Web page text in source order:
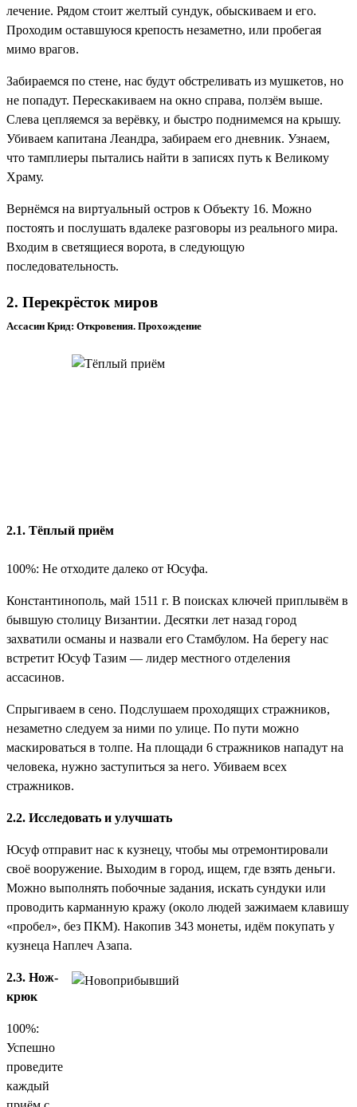
лечение. Рядом стоит желтый сундук, обыскиваем и его.
Проходим оставшуюся крепость незаметно, или пробегая
мимо врагов.
Забираемся по стене, нас будут обстреливать из мушкетов, но
не попадут. Перескакиваем на окно справа, ползём выше.
Слева цепляемся за верёвку, и быстро поднимемся на крышу.
Убиваем капитана Леандра, забираем его дневник. Узнаем,
что тамплиеры пытались найти в записях путь к Великому
Храму.
Вернёмся на виртуальный остров к Объекту 16. Можно
постоять и послушать вдалеке разговоры из реального мира.
Входим в светящиеся ворота, в следующую
последовательность.
2. Перекрёсток миров
Ассасин Крид: Откровения. Прохождение
2.1. Тёплый приём
100%: Не отходите далеко от Юсуфа.
Константинополь, май 1511 г. В поисках ключей приплывём в
бывшую столицу Византии. Десятки лет назад город
захватили османы и назвали его Стамбулом. На берегу нас
встретит Юсуф Тазим — лидер местного отделения
ассасинов.
Спрыгиваем в сено. Подслушаем проходящих стражников,
незаметно следуем за ними по улице. По пути можно
маскироваться в толпе. На площади 6 стражников нападут на
человека, нужно заступиться за него. Убиваем всех
стражников.
2.2. Исследовать и улучшать
Юсуф отправит нас к кузнецу, чтобы мы отремонтировали
своё вооружение. Выходим в город, ищем, где взять деньги.
Можно выполнять побочные задания, искать сундуки или
проводить карманную кражу (около людей зажимаем клавишу
«пробел», без ПКМ). Накопив 343 монеты, идём покупать у
кузнеца Наплеч Азапа.
2.3. Нож-
крюк
100%:
Успешно
проведите
каждый